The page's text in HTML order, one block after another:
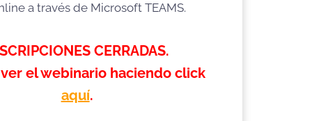
a través de Microsoft TEAMS.
CERRADAS.
el webinario haciendo click
aquí.